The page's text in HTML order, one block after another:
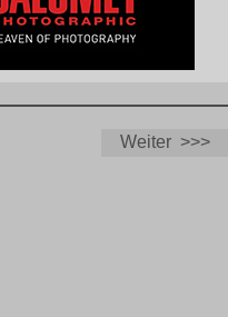
Weiter >>>